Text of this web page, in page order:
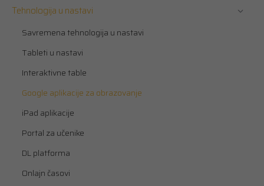
Tehnologija u nastavi
Savremena tehnologija u nastavi
Tableti u nastavi
Interaktivne table
Google aplikacije za obrazovanje
iPad aplikacije
Portal za učenike
DL platforma
Onlajn časovi